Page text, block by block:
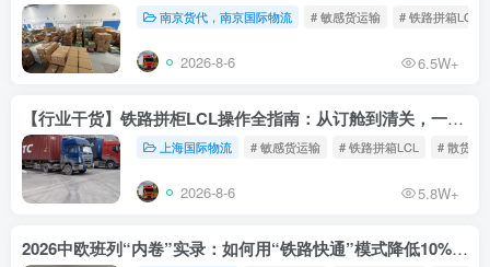
南京货代，南京国际物流 # 敏感货运输 # 铁路拼箱LCL
2026-8-6 6.5W+
【行业干货】铁路拼柜LCL操作全指南：从订舱到清关，一文读懂
上海国际物流 # 敏感货运输 # 铁路拼箱LCL # 散货铁
2026-8-6 5.8W+
2026中欧班列“内卷”实录：如何用“铁路快通”模式降低10%物流成本？